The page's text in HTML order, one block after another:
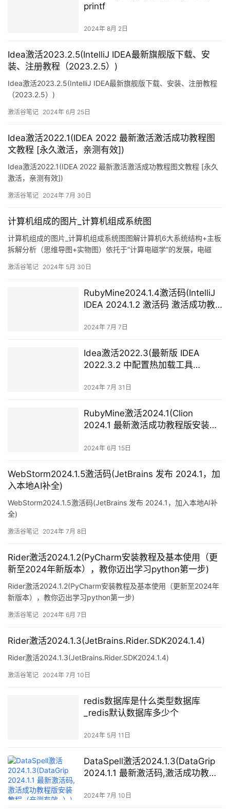
printf
2024年 8月 2日
Idea激活2023.2.5(IntelliJ IDEA最新旗舰版下载、安
装、注册教程（2023.2.5）)
Idea激活2023.2.5(IntelliJ IDEA最新旗舰版下载、安装、注册教程
（2023.2.5）)
激活谷笔记 2024年 6月 25日
Idea激活2022.1(IDEA 2022 最新激活激活成功教程图
文教程 [永久激活，亲测有效])
Idea激活2022.1(IDEA 2022 最新激活激活成功教程图文教程 [永久
激活，亲测有效])
激活谷笔记 2024年 7月 30日
计算机组成的图片_计算机组成系统图
计算机组成的图片_计算机组成系统图图解计算机6大系统结构+主板
拆解分析（思维导图+实物图）依托于“计算电磁学”的发展，电磁
软件的仿真计算以及设计师的手动调参或者相对低层次的自动扫参
激活谷笔记 2024年 5月 30日
RubyMine2024.1.4激活码(IntelliJ
IDEA 2024.1.2 激活码 激活成功教
（全家桶激活）)
2024年 7月 7日
Idea激活2022.3(最新版 IDEA
2022.3.2 中配置热加载工具
2024年 7月 31日
RubyMine激活2024.1(Clion
2024.1 最新激活成功教程版安装教
2024年 6月 15日
WebStorm2024.1.5激活码(JetBrains 发布 2024.1，加
入本地AI补全)
WebStorm2024.1.5激活码(JetBrains 发布 2024.1，加入本地AI补
全)
激活谷笔记 2024年 7月 8日
Rider激活2024.1.2(PyCharm安装教程及基本使用（更
新至2024年新版本），教你迈出学习python第一步)
Rider激活2024.1.2(PyCharm安装教程及基本使用（更新至2024年
新版本），教你迈出学习python第一步)
激活谷笔记 2024年 6月 7日
Rider激活2024.1.3(JetBrains.Rider.SDK2024.1.4)
Rider激活2024.1.3(JetBrains.Rider.SDK2024.1.4)
激活谷笔记 2024年 7月 10日
redis数据库是什么类型数据库
_redis默认数据库多少个
2024年 5月 11日
DataSpell激活2024.1.3(DataGrip
2024.1.1 最新激活码,激活成功教程
2024年 7月 10日